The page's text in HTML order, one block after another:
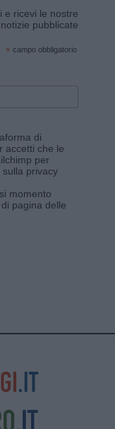
e ricevi le nostre
pubblicate
* campo obbligatorio
di
accetti che le
per
privacy
momento
pagina delle